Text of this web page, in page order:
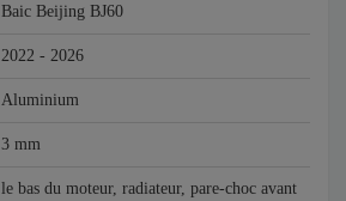
Baic Beijing BJ60
2022 - 2026
Aluminium
3 mm
le bas du moteur, radiateur, pare-choc avant